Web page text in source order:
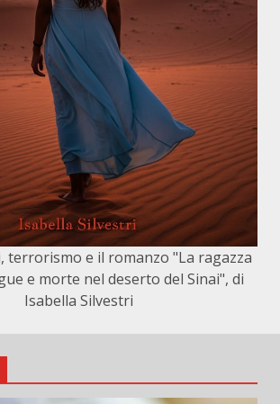
terrorismo e il romanzo "La ragazza
e morte nel deserto del Sinai", di
Isabella Silvestri